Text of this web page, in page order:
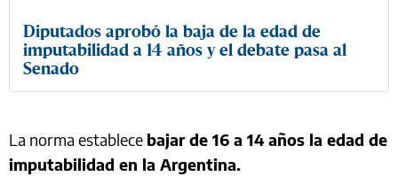
Diputados aprobó la baja de la edad de
imputabilidad a 14 años y el debate pasa al
Senado
La norma establece bajar de 16 a 14 años la edad de
imputabilidad en la Argentina.